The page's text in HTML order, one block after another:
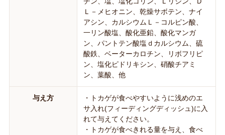
Ｌ－メヒオニン、乾燥サボテン、ナイ
アシン、カルシウムＬ－コルピン酸、
一リン酸塩、酸化亜鉛、酸化マンガ
ン、パントテン酸塩ｄカルシウム、硫
酸鉄、ベーターカロチン、リボフリピ
ン、塩化ピドリキシン、硝酸チアミ
ン、葉酸、他
与え方
・トカゲが食べやすいように浅めのエ
サ入れ(フィーディングディッシュ)に入
れて与えてください。
・トカゲが食べきれる量を与え、食べ